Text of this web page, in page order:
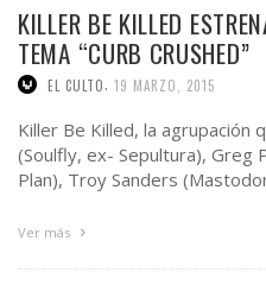
KILLER BE KILLED
TEMA “CURB CRUSHED”
EL CULTO 19 MARZO, 2015
Killer Be Killed, la agrupación
(Soulfly, ex- Sepultura), Greg
Plan), Troy Sanders
Ver más